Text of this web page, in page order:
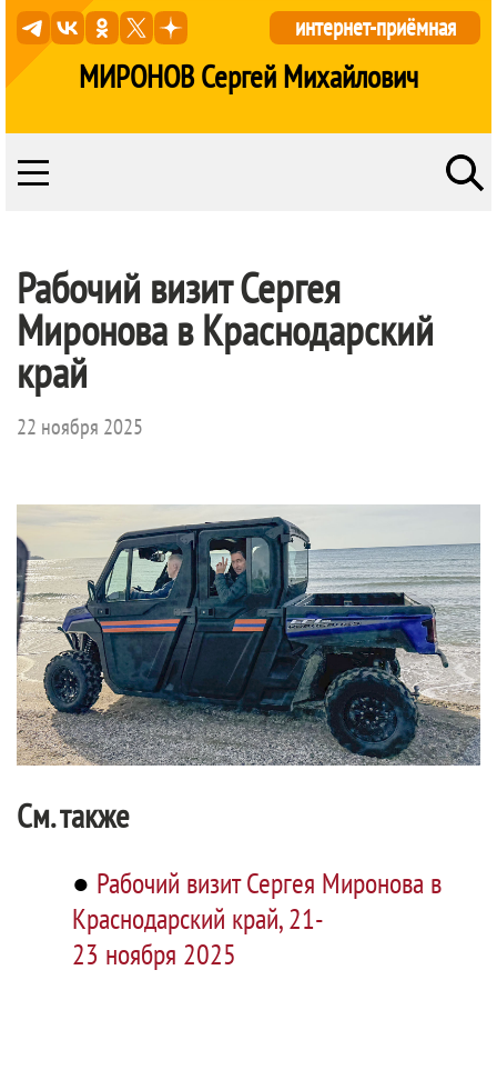
МИРОНОВ Сергей Михайлович
интернет-приёмная
Рабочий визит Сергея
Миронова в Краснодарский
край
22 ноября 2025
См. также
● Рабочий визит Сергея Миронова в
Краснодарский край, 21-
23 ноября 2025